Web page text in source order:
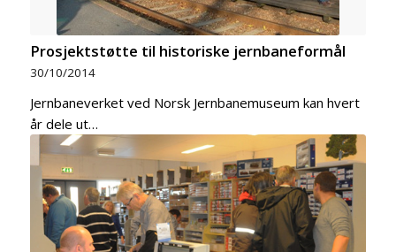
Prosjektstøtte til historiske jernbaneformål
30/10/2014
Jernbaneverket ved Norsk Jernbanemuseum kan hvert
år dele ut…